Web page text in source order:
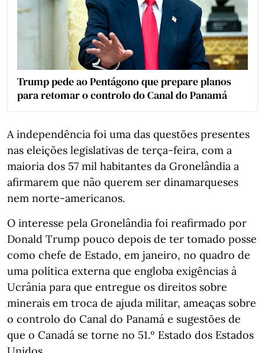
Trump pede ao Pentágono que prepare planos
para retomar o controlo do Canal do Panamá
A independência foi uma das questões presentes
nas eleições legislativas de terça-feira, com a
maioria dos 57 mil habitantes da Gronelândia a
afirmarem que não querem ser dinamarqueses
nem norte-americanos.
O interesse pela Gronelândia foi reafirmado por
Donald Trump pouco depois de ter tomado posse
como chefe de Estado, em janeiro, no quadro de
uma política externa que engloba exigências à
Ucrânia para que entregue os direitos sobre
minerais em troca de ajuda militar, ameaças sobre
o controlo do Canal do Panamá e sugestões de
que o Canadá se torne no 51.º Estado dos Estados